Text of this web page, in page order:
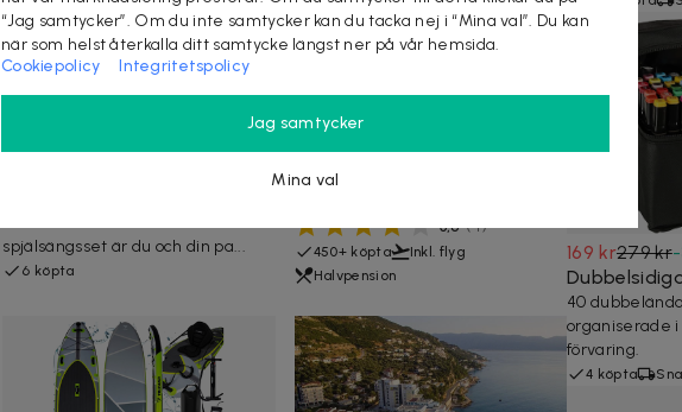
2 899 kr5 962 kr-51%
Campingtält för 2 personer
med tältsäng och
spjälsängsset är du och din pa...
6 köpta
7 995 kr
1 vecka för 2 till Ulcinj i
Montenegro med flyg, hotell
& halvpension
3,8 (4)
450+ köpta
Inkl. flyg
Halvpension
169 kr279 kr-
40
organiserade
förvaring.
4 köpta
“Jag samtycker”. Om du inte samtycker kan du tacka nej i “Mina val”. Du kan
när som helst återkalla ditt samtycke längst ner på vår hemsida.
Cookiepolicy
Integritetspolicy
Jag samtycker
Mina val